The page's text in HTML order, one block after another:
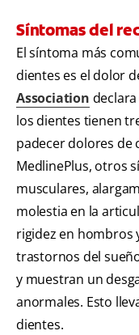
Síntomas del
El síntoma más
dientes es el dolor
Association
los dientes tienen
padecer dolores de
MedlinePlus, otros
musculares,
molestia en la
rigidez en hombros
trastornos del
y muestran un
anormales. Esto
dientes.